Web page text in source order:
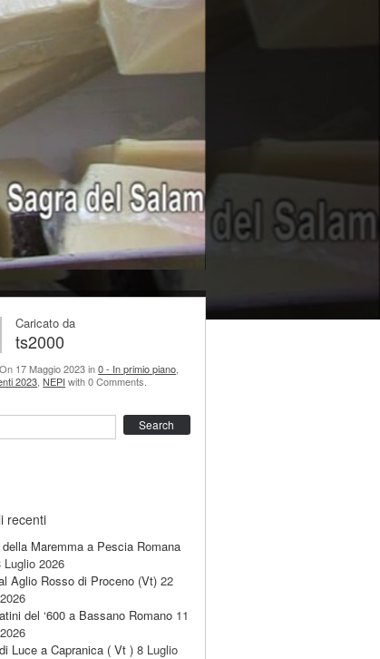
Caricato da
ts2000
17 Maggio 2023 in0 - In primio piano
2023 ,NEPI with 0 Comments.
recenti
Maremma a Pescia Romana
Luglio 2026
Aglio Rosso di Proceno (Vt) 22
del ‘600 a Bassano Romano 11
Luce a Capranica ( Vt ) 8 Luglio